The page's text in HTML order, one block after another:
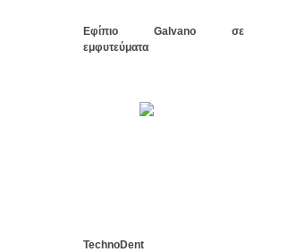
Εφίπιο Galvano σε
εμφυτεύματα
TechnoDent